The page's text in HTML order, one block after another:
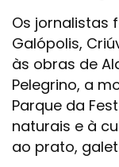
Os jornalistas
Galópolis,
às obras de
Pelegrino, a
Parque da
naturais e à
ao prato,